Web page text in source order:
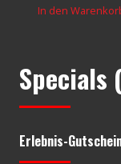
In den
Erlebnis-